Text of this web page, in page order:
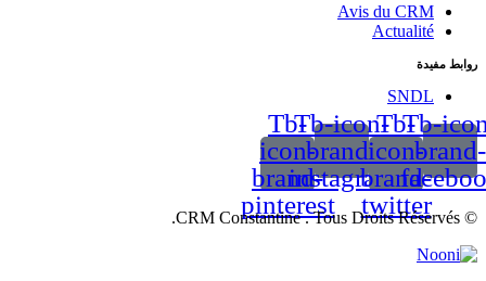
Avis du CRM
Actualité
روابط مفيدة
SNDL
Tb-
brand-
Tb-
icon-
brand-
twitter
Tb-icon-
brand-
instagram
Tb-
icon-
brand-
pinterest
© CRM Constantine . Tous Droits Réservés.